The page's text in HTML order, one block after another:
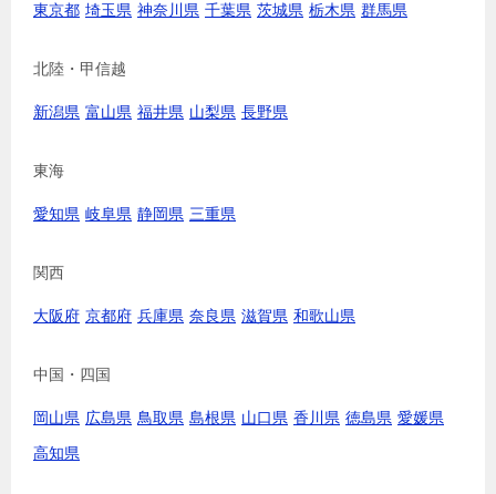
東京都 埼玉県 神奈川県 千葉県 茨城県 栃木県 群馬県
北陸・甲信越
新潟県 富山県 福井県 山梨県 長野県
東海
愛知県 岐阜県 静岡県 三重県
関西
大阪府 京都府 兵庫県 奈良県 滋賀県 和歌山県
中国・四国
岡山県 広島県 鳥取県 島根県 山口県 香川県 徳島県 愛媛県
高知県